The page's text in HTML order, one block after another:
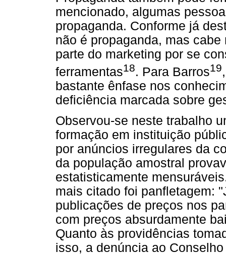
mencionado, algumas
propaganda. Conforme já
não é propaganda, mas
parte do marketing por se
ferramentas18. Para Barros19
bastante ênfase nos
deficiência marcada sobre
Observou-se neste trabalho
formação em instituição
por anúncios irregulares da
da população amostral
estatisticamente
mais citado foi panfletagem:
publicações de preços nos
com preços absurdamente
Quanto às providências
isso, a denúncia ao